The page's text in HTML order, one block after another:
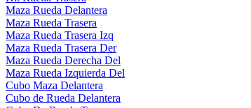
Maza Rueda Delantera
Maza Rueda Trasera
Maza Rueda Trasera Izq
Maza Rueda Trasera Der
Maza Rueda Derecha Del
Maza Rueda Izquierda Del
Cubo Maza Delantera
Cubo de Rueda Delantera